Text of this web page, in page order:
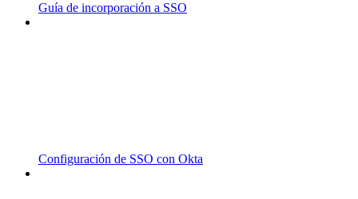
Guía de incorporación a SSO
Configuración de SSO con Okta